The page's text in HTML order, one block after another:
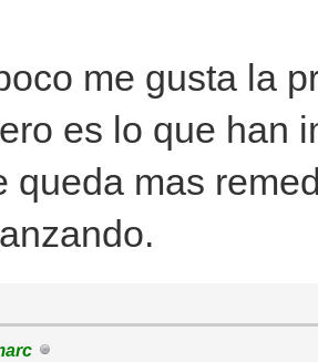
me gusta la
es lo que han
queda mas